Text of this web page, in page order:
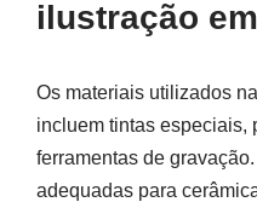
ilustração
Os materiais utilizados
incluem tintas especiais,
ferramentas de
adequadas para